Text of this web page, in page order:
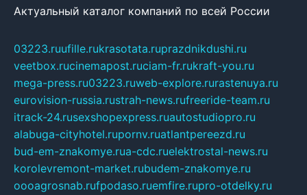
Актуальный каталог компаний по всей России
03223.ruufille.rukrasotata.ruprazdnikdushi.ru
veetbox.rucinemapost.ruciam-fr.rukraft-you.ru
mega-press.ru03223.ruweb-explore.rurastenuya.ru
eurovision-russia.rustrah-news.rufreeride-team.ru
itrack-24.rusexshopexpress.ruautostudiopro.ru
alabuga-cityhotel.rupornv.ruatlantpereezd.ru
bud-em-znakomye.rua-cdc.ruelektrostal-news.ru
korolevremont-market.rubudem-znakomye.ru
oooagrosnab.rufpodaso.ruemfire.rupro-otdelky.ru